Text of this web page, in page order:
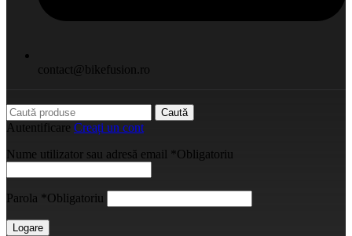
contact@bikefusion.ro
Caută
Autentificare Creați un cont
Nume utilizator sau adresă email *Obligatoriu
Parola *Obligatoriu
Logare